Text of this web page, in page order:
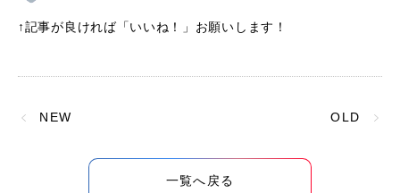
↑記事が良ければ「いいね！」お願いします！
NEW
一覧へ戻る
OLD